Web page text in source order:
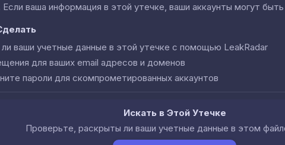
Если ваша информация в этой утечке, ваши аккаунты могут
ваши учетные данные в этой утечке с помощью LeakRadar
для ваших email адресов и доменов
пароли для скомпрометированных аккаунтов
Искать в Этой Утечке
Проверьте, раскрыты ли ваши учетные данные в этом